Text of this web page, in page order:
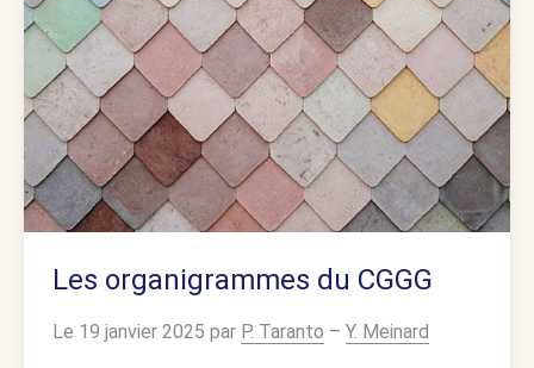
Les organigrammes du CGGG
Le 19 janvier 2025 par P. Taranto – Y. Meinard